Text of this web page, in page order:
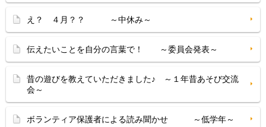
え？ ４月？？ ～中休み～
伝えたいことを自分の言葉で！ ～委員会発表～
昔の遊びを教えていただきました♪ ～１年昔あそび交流
会～
ボランティア保護者による読み聞かせ ～低学年～